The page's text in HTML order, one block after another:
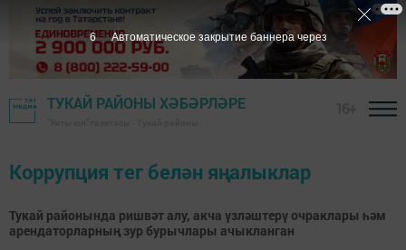
ТУКАЙ РАЙОНЫ ХӘБӘРЛӘРЕ
Коррупция тег белән яңалыклар
Тукай районында ришвәт алу, акча үзләштерү очраклары һәм
арендаторларның зур бурычлары ачыкланган
6 Автоматическое закрытие баннера через